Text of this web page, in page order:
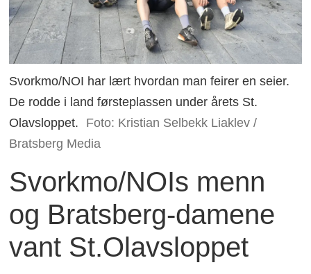
Svorkmo/NOI har lært hvordan man feirer en seier.
De rodde i land førsteplassen under årets St.
Olavsloppet.
Foto: Kristian Selbekk Liaklev /
Bratsberg Media
Svorkmo/NOIs menn
og Bratsberg-damene
vant St.Olavsloppet